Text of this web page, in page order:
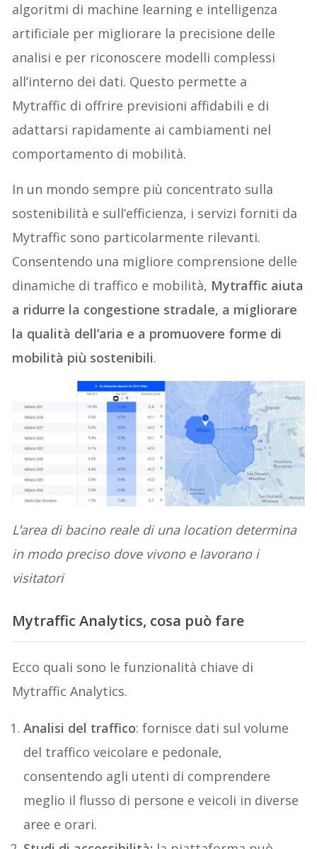
algoritmi di machine learning e intelligenza
artificiale per migliorare la precisione delle
analisi e per riconoscere modelli complessi
all’interno dei dati. Questo permette a
Mytraffic di offrire previsioni affidabili e di
adattarsi rapidamente ai cambiamenti nel
comportamento di mobilità.
In un mondo sempre più concentrato sulla
sostenibilità e sull’efficienza, i servizi forniti da
Mytraffic sono particolarmente rilevanti.
Consentendo una migliore comprensione delle
dinamiche di traffico e mobilità, Mytraffic aiuta
a ridurre la congestione stradale, a migliorare
la qualità dell’aria e a promuovere forme di
mobilità più sostenibili.
L’area di bacino reale di una location determina
in modo preciso dove vivono e lavorano i
visitatori
Mytraffic Analytics, cosa può fare
Ecco quali sono le funzionalità chiave di
Mytraffic Analytics.
Analisi del traffico: fornisce dati sul volume
del traffico veicolare e pedonale,
consentendo agli utenti di comprendere
meglio il flusso di persone e veicoli in diverse
aree e orari.